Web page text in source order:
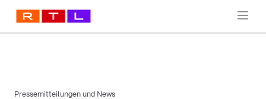
Pressemitteilungen und News